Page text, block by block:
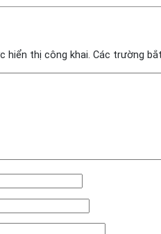
hiển thị công khai. Các trường